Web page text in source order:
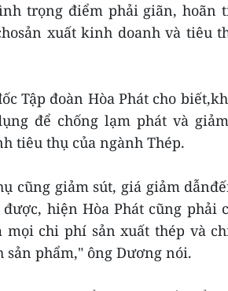
trọng điểm phải giãn, hoãn
xuất kinh doanh và tiêu
Tập đoàn Hòa Phát cho
để chống lạm phát và
tiêu thụ của ngành Thép.
cũng giảm sút, giá giảm
hiện Hòa Phát cũng phải
mọi chi phí sản xuất thép và
phẩm," ông Dương nói.